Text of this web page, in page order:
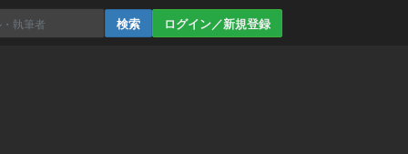
ログイン／新規登録